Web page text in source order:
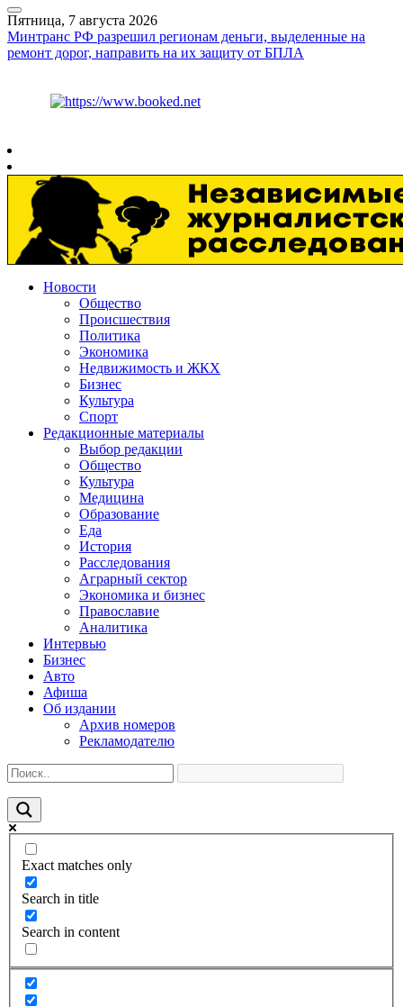
Пятница, 7 августа 2026
Минтранс РФ разрешил регионам деньги, выделенные на
ремонт дорог, направить на их защиту от БПЛА
Новости
Общество
Происшествия
Политика
Экономика
Недвижимость и ЖКХ
Бизнес
Культура
Спорт
Редакционные материалы
Выбор редакции
Общество
Культура
Медицина
Образование
Еда
История
Расследования
Аграрный сектор
Экономика и бизнес
Православие
Аналитика
Интервью
Бизнес
Авто
Афиша
Об издании
Архив номеров
Рекламодателю
Exact matches only
Search in title
Search in content